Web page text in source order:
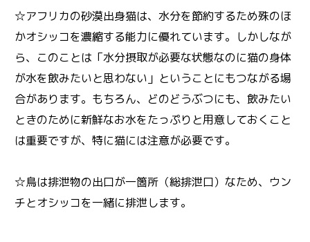
☆アフリカの砂漠出身猫は、水分を節約するため殊のほ
かオシッコを濃縮する能力に優れています。しかしなが
ら、このことは「水分摂取が必要な状態なのに猫の身体
が水を飲みたいと思わない」ということにもつながる場
合があります。もちろん、どのどうぶつにも、飲みたい
ときのために新鮮なお水をたっぷりと用意しておくこと
は重要ですが、特に猫には注意が必要です。
☆鳥は排泄物の出口が一箇所（総排泄口）なため、ウン
チとオシッコを一緒に排泄します。